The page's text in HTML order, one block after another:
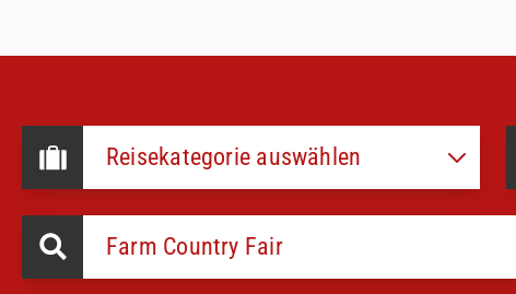
Reisekategorie auswählen